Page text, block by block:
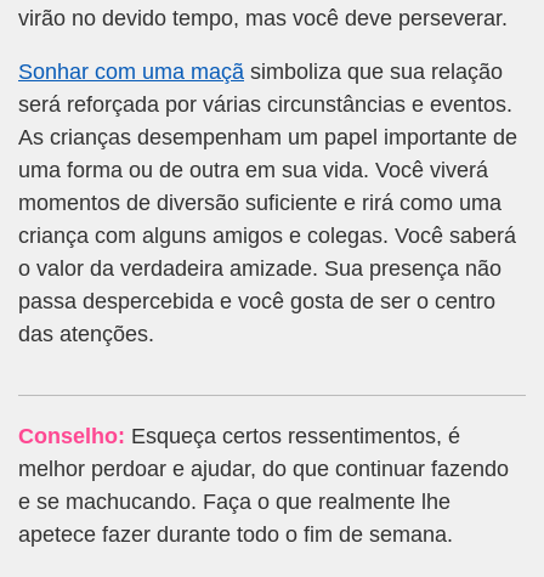
virão no devido tempo, mas você deve perseverar.
Sonhar com uma maçã simboliza que sua relação
será reforçada por várias circunstâncias e eventos.
As crianças desempenham um papel importante de
uma forma ou de outra em sua vida. Você viverá
momentos de diversão suficiente e rirá como uma
criança com alguns amigos e colegas. Você saberá
o valor da verdadeira amizade. Sua presença não
passa despercebida e você gosta de ser o centro
das atenções.
Conselho: Esqueça certos ressentimentos, é
melhor perdoar e ajudar, do que continuar fazendo
e se machucando. Faça o que realmente lhe
apetece fazer durante todo o fim de semana.